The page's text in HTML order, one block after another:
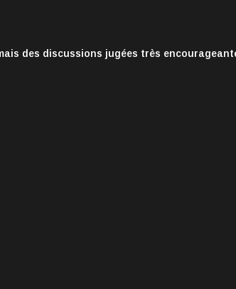
des discussions jugées très